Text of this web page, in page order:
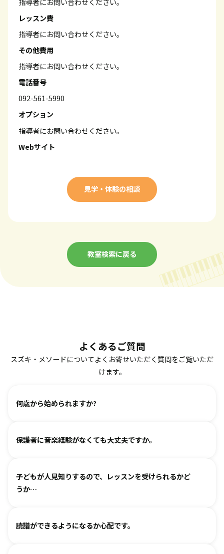
レッスン費
指導者にお問い合わせください。
その他費用
指導者にお問い合わせください。
電話番号
092-561-5990
オプション
指導者にお問い合わせください。
Webサイト
見学・体験の相談
教室検索に戻る
よくあるご質問
スズキ・メソードについてよくお寄せいただく質問をご覧いただ
けます。
何歳から始められますか?
ヴァイオリン、ピアノ、フルート、チェロは2、3歳から始め
（楽器のレッスンを始める前の0〜3歳児コースは全国に約15
箇所ございます。）
保護者に音楽経験がなくても大丈夫ですか。
基本は個人レッスンで、一人一人に合わせて指導しておりま
す。楽器に触れるのが初めてのお子様・ご家庭でも基礎から
グループレッスンやイベントなど、楽しくご参加いただける
子どもが人見知りするので、レッスンを受けられるかど
うか…
各指導者がお子様の個性に合わせて、安心して音楽を楽しん
読譜ができるようになるか心配です。